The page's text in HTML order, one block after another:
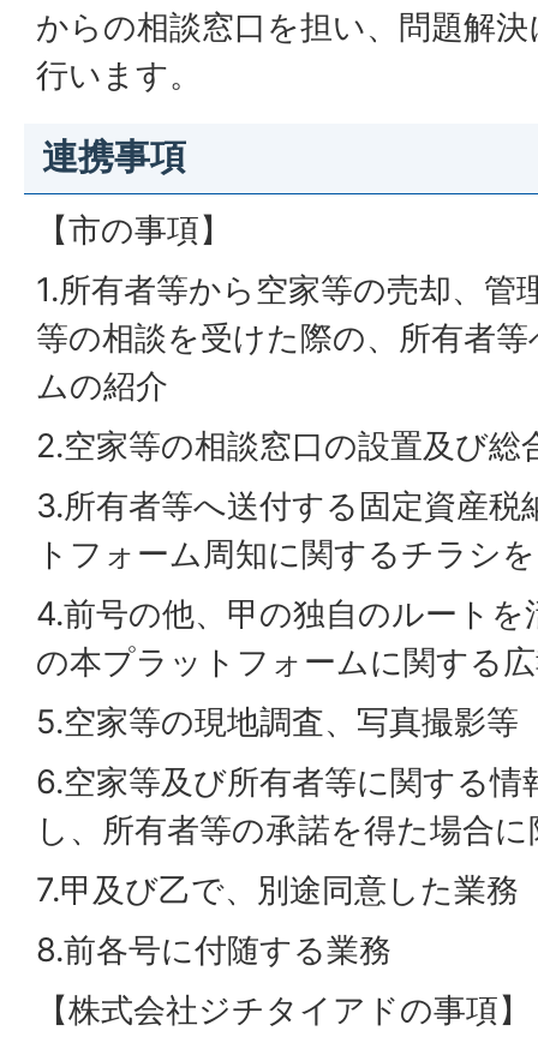
からの相談窓口を担い、問題解
行います。
連携事項
【市の事項】
1.所有者等から空家等の売却、管
等の相談を受けた際の、所有者
ムの紹介
2.空家等の相談窓口の設置及び総
3.所有者等へ送付する固定資産
トフォーム周知に関するチラシ
4.前号の他、甲の独自のルート
の本プラットフォームに関する
5.空家等の現地調査、写真撮影等
6.空家等及び所有者等に関する
し、所有者等の承諾を得た場合
7.甲及び乙で、別途同意した業務
8.前各号に付随する業務
【株式会社ジチタイアドの事項】